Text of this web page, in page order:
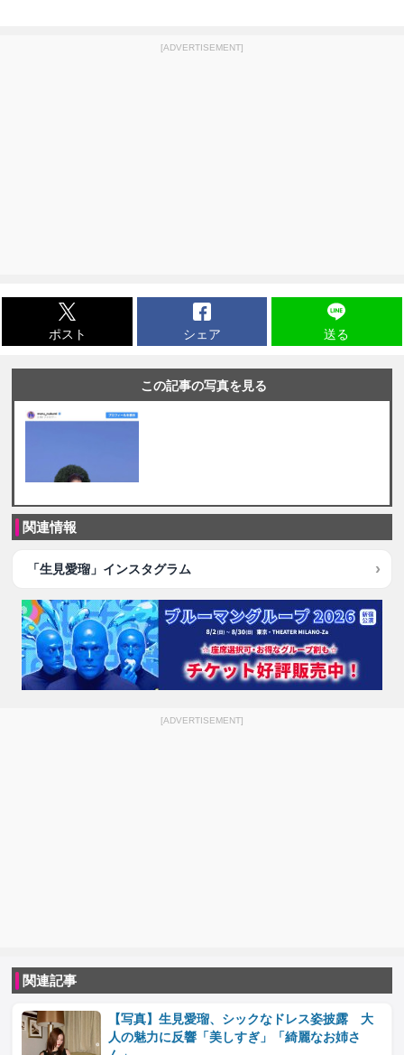
[ADVERTISEMENT]
ポスト シェア 送る
この記事の写真を見る
関連情報
「生見愛瑠」インスタグラム
[ADVERTISEMENT]
関連記事
【写真】生見愛瑠、シックなドレス姿披露 大
人の魅力に反響「美しすぎ」「綺麗なお姉さ